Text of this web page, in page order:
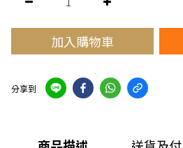
加入購物車
分享到